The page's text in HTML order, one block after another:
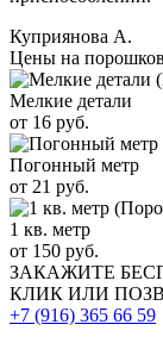
Куприянова А.
Цены на
Мелкие детали
от 16 руб.
Погонный метр
от 21 руб.
1 кв. метр
от 150 руб.
ЗАКАЖИТЕ
КЛИК ИЛИ
+7 (916) 365 66 59